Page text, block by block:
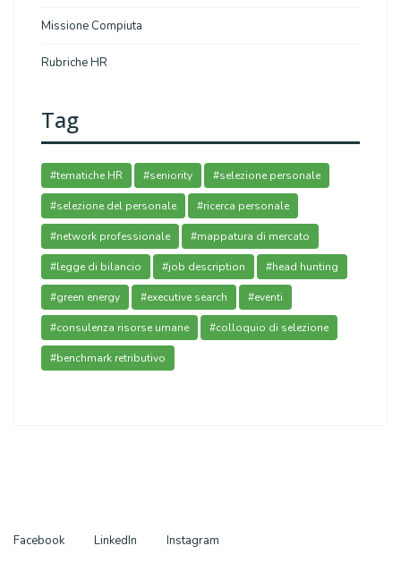
Missione Compiuta
Rubriche HR
Tag
#tematiche HR #seniority #selezione personale
#selezione del personale #ricerca personale
#network professionale #mappatura di mercato
#legge di bilancio #job description #head hunting
#green energy #executive search #eventi
#consulenza risorse umane #colloquio di selezione
#benchmark retributivo
Facebook LinkedIn Instagram